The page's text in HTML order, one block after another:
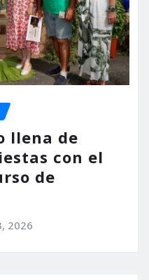
llena de
con el
de
2026